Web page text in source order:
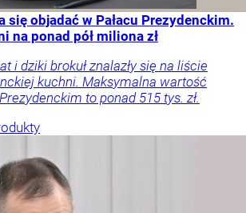
się objadać w Pałacu Prezydenckim.
na ponad pół miliona zł
i dziki brokuł znalazły się na liście
kuchni. Maksymalna wartość
to ponad 515 tys. zł.